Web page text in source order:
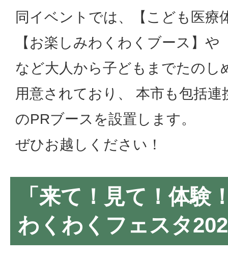
同イベントでは、【こども医療
【お楽しみわくわくブース】
など大人から子どもまでたのし
用意されており、 本市も包括
のPRブースを設置します。
ぜひお越しください！
「来て！見て！体験
わくわくフェスタ